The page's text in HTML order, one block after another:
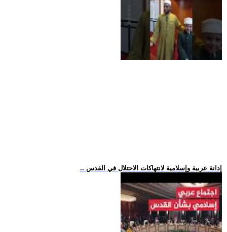
.. إدانة عربية وإسلامية لانتهاكات الاحتلال في القدس